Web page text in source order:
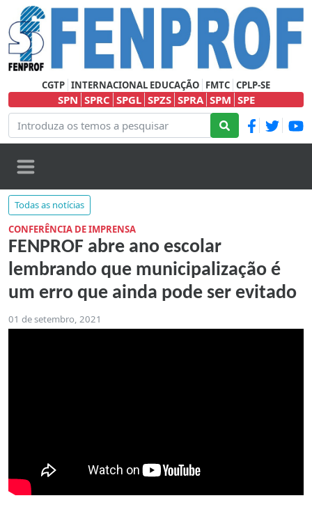
CGTP INTERNACIONAL EDUCAÇÃO FMTC CPLP-SE
SPN SPRC SPGL SPZS SPRA SPM SPE
Todas as notícias
CONFERÊNCIA DE IMPRENSA
FENPROF abre ano escolar
lembrando que municipalização é
um erro que ainda pode ser evitado
01 de setembro, 2021